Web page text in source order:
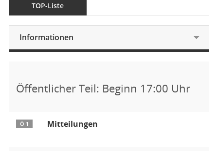
TOP-Liste
Informationen
Öffentlicher Teil: Beginn 17:00 Uhr
Ö 1 Mitteilungen